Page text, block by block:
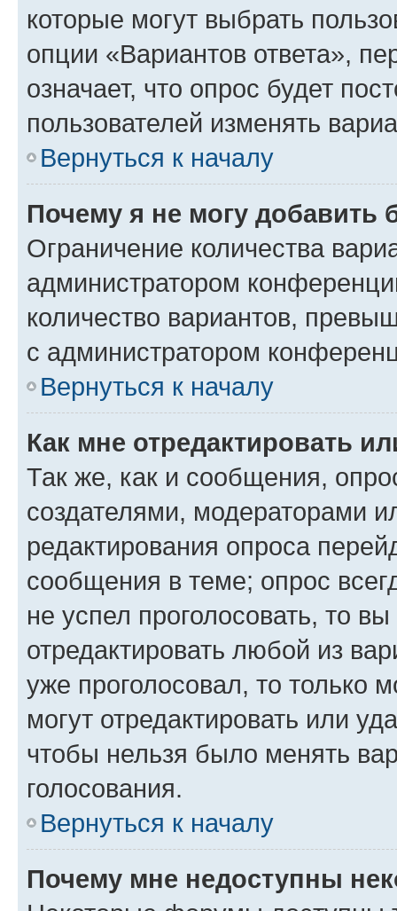
которые могут выбрать
опции «Вариантов ответа»,
означает, что опрос будет
пользователей изменять
Вернуться к началу
Почему я не могу добавить
Ограничение количества
администратором
количество вариантов,
с администратором
Вернуться к началу
Как мне отредактировать
Так же, как и сообщения,
создателями, модераторами
редактирования опроса
сообщения в теме; опрос
не успел проголосовать, то
отредактировать любой из
уже проголосовал, то только
могут отредактировать или
чтобы нельзя было менять
голосования.
Вернуться к началу
Почему мне недоступны